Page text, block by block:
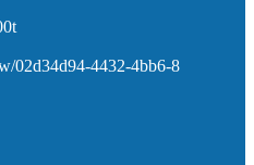
02d34d94-4432-4bb6-8